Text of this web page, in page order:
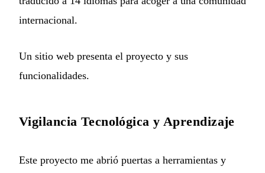
internacional.
Un sitio web presenta el proyecto y sus
funcionalidades.
Vigilancia Tecnológica y Aprendizaje
Este proyecto me abrió puertas a herramientas y